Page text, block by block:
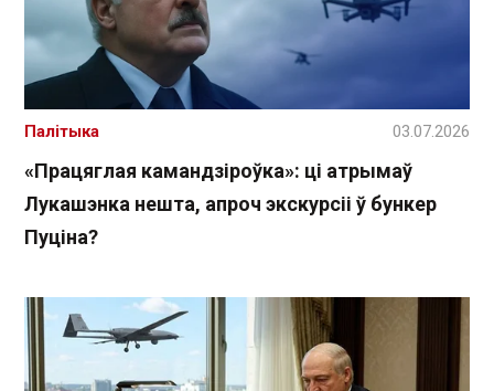
«Працяглая камандзіроўка»: ці атрымаў
Лукашэнка нешта, апроч экскурсіі ў бункер
Пуціна?
Палітыка 03.07.2026